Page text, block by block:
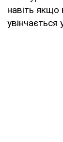
навіть якщо
увінчається